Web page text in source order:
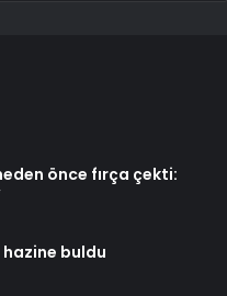
önce fırça çekti:
buldu